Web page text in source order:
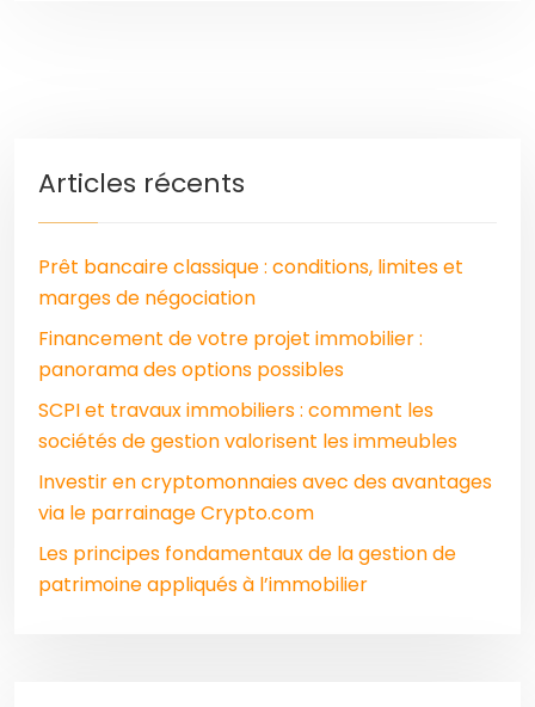
Articles récents
Prêt bancaire classique : conditions, limites et
marges de négociation
Financement de votre projet immobilier :
panorama des options possibles
SCPI et travaux immobiliers : comment les
sociétés de gestion valorisent les immeubles
Investir en cryptomonnaies avec des avantages
via le parrainage Crypto.com
Les principes fondamentaux de la gestion de
patrimoine appliqués à l’immobilier